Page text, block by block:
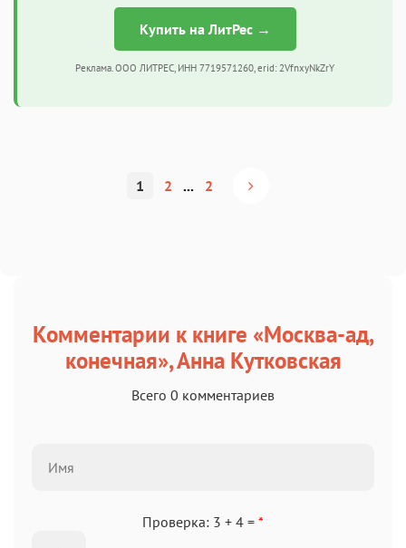
Купить на ЛитРес →
Реклама. ООО ЛИТРЕС, ИНН 7719571260, erid: 2VfnxyNkZrY
1 2 ... 2
Комментарии к книге «Москва-ад,
конечная», Анна Кутковская
Всего 0 комментариев
Проверка: 3 + 4 = *